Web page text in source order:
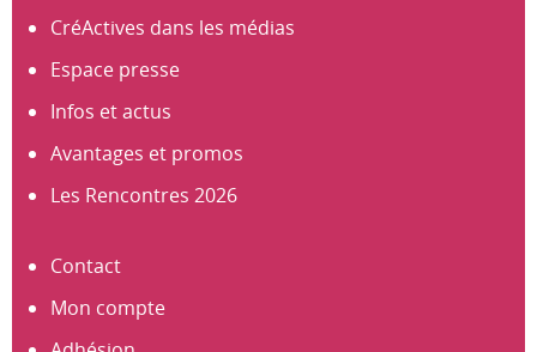
CréActives dans les médias
Espace presse
Infos et actus
Avantages et promos
Les Rencontres 2026
Contact
Mon compte